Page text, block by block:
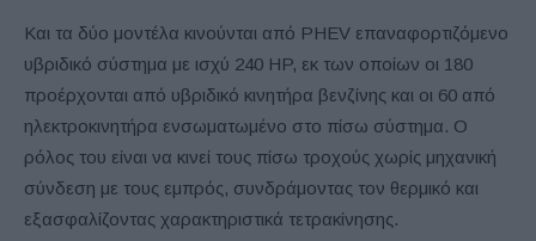
Και τα δύο μοντέλα κινούνται από PHEV επαναφορτιζόμενο
υβριδικό σύστημα με ισχύ 240 HP, εκ των οποίων οι 180
προέρχονται από υβριδικό κινητήρα βενζίνης και οι 60 από
ηλεκτροκινητήρα ενσωματωμένο στο πίσω σύστημα. Ο
ρόλος του είναι να κινεί τους πίσω τροχούς χωρίς μηχανική
σύνδεση με τους εμπρός, συνδράμοντας τον θερμικό και
εξασφαλίζοντας χαρακτηριστικά τετρακίνησης.